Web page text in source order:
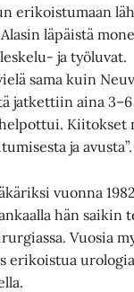
erikoistumaan
läpäistä
ja työluvat.
sama kuin
jatkettiin aina
Kiitokset
ja avusta”.
vuonna
hän saikin
Vuosia
erikoistua